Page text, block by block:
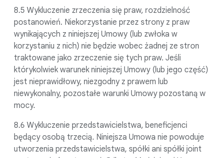
8.5 Wykluczenie zrzeczenia się praw, rozdzielność
postanowień. Niekorzystanie przez strony z praw
wynikających z niniejszej Umowy (lub zwłoka w
korzystaniu z nich) nie będzie wobec żadnej ze stron
traktowane jako zrzeczenie się tych praw. Jeśli
którykolwiek warunek niniejszej Umowy (lub jego część)
jest nieprawidłowy, niezgodny z prawem lub
niewykonalny, pozostałe warunki Umowy pozostaną w
mocy.
8.6 Wykluczenie przedstawicielstwa, beneficjenci
będący osobą trzecią. Niniejsza Umowa nie powoduje
utworzenia przedstawicielstwa, spółki ani spółki joint